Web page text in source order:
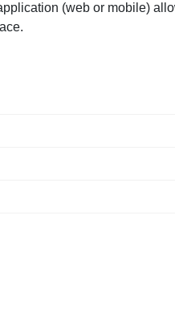
(web or mobile)